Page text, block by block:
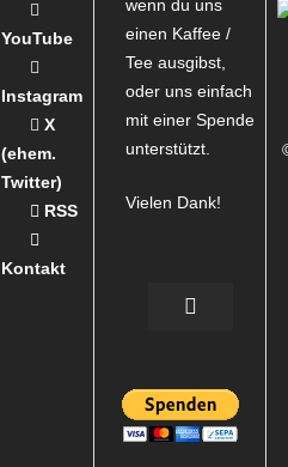
YouTube
Instagram
X
(ehem.
Twitter)
RSS
Kontakt
wenn du uns
einen Kaffee /
Tee ausgibst,
oder uns einfach
mit einer Spende
unterstützt.
Vielen Dank!